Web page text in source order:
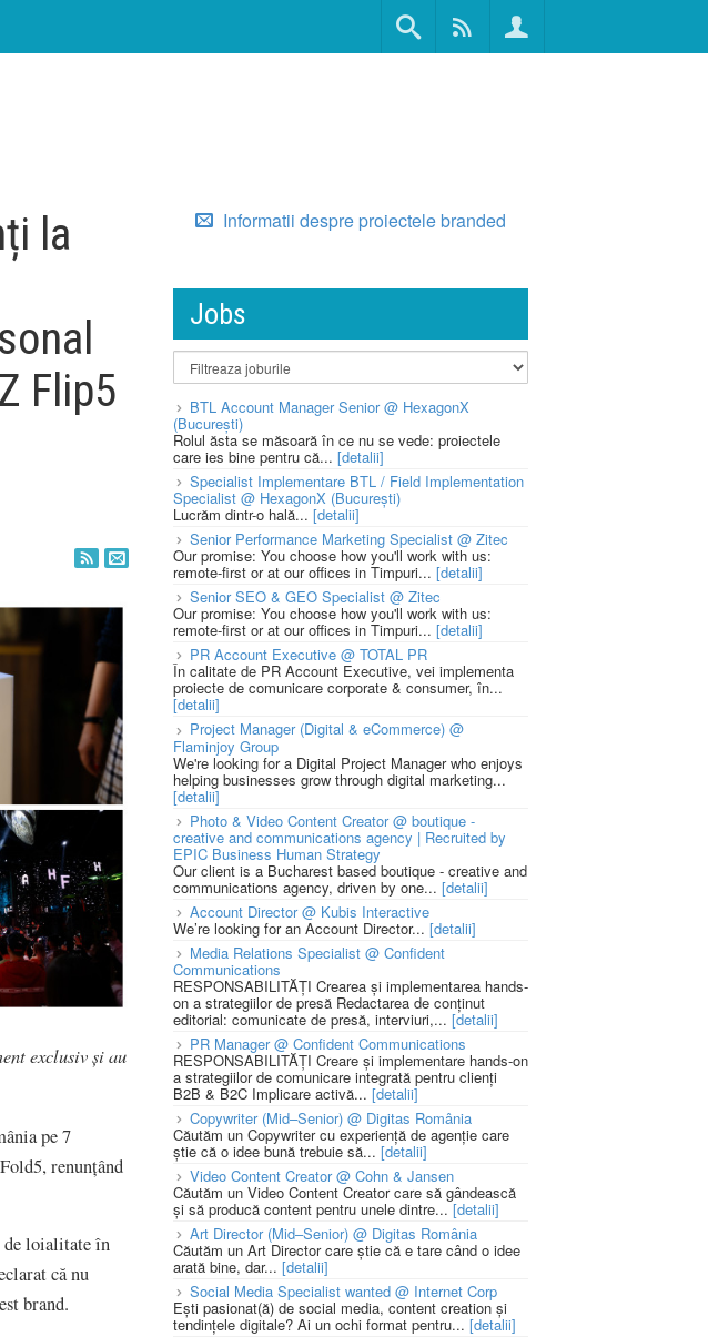
la
Flip5
exclusiv și au
pe 7
renunțând
de loialitate în
că nu
brand.
Informatii despre proiectele branded
Jobs
BTL Account Manager Senior @ HexagonX
(București)
Rolul ăsta se măsoară în ce nu se vede: proiectele
care ies bine pentru că... [detalii]
Specialist Implementare BTL / Field Implementation
Specialist @ HexagonX (București)
Lucrăm dintr-o hală... [detalii]
Senior Performance Marketing Specialist @ Zitec
Our promise: You choose how you'll work with us:
remote-first or at our offices in Timpuri... [detalii]
Senior SEO & GEO Specialist @ Zitec
Our promise: You choose how you'll work with us:
remote-first or at our offices in Timpuri... [detalii]
PR Account Executive @ TOTAL PR
În calitate de PR Account Executive, vei implementa
proiecte de comunicare corporate & consumer, în...
[detalii]
Project Manager (Digital & eCommerce) @
Flaminjoy Group
We're looking for a Digital Project Manager who enjoys
helping businesses grow through digital marketing...
[detalii]
Photo & Video Content Creator @ boutique -
creative and communications agency | Recruited by
EPIC Business Human Strategy
Our client is a Bucharest based boutique - creative and
communications agency, driven by one... [detalii]
Account Director @ Kubis Interactive
We’re looking for an Account Director... [detalii]
Media Relations Specialist @ Confident
Communications
RESPONSABILITĂȚI Crearea și implementarea hands-
on a strategiilor de presă Redactarea de conținut
editorial: comunicate de presă, interviuri,... [detalii]
PR Manager @ Confident Communications
RESPONSABILITĂȚI Creare și implementare hands-on
a strategiilor de comunicare integrată pentru clienți
B2B & B2C Implicare activă... [detalii]
Copywriter (Mid–Senior) @ Digitas România
Căutăm un Copywriter cu experiență de agenție care
știe că o idee bună trebuie să... [detalii]
Video Content Creator @ Cohn & Jansen
Căutăm un Video Content Creator care să gândească
și să producă content pentru unele dintre...[detalii]
Art Director (Mid–Senior) @ Digitas România
Căutăm un Art Director care știe că e tare când o idee
arată bine, dar... [detalii]
Social Media Specialist wanted @ Internet Corp
Ești pasionat(ă) de social media, content creation și
tendințele digitale? Ai un ochi format pentru... [detalii]